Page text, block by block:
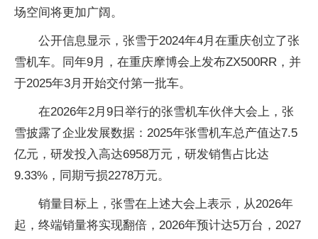
场空间将更加广阔。
公开信息显示，张雪于2024年4月在重庆创立了张
雪机车。同年9月，在重庆摩博会上发布ZX500RR，并
于2025年3月开始交付第一批车。
在2026年2月9日举行的张雪机车伙伴大会上，张
雪披露了企业发展数据：2025年张雪机车总产值达7.5
亿元，研发投入高达6958万元，研发销售占比达
9.33%，同期亏损2278万元。
销量目标上，张雪在上述大会上表示，从2026年
起，终端销量将实现翻倍，2026年预计达5万台，2027